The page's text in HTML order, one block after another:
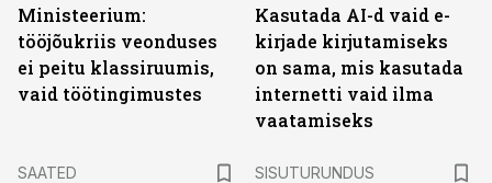
Ministeerium:
tööjõukriis veonduses
ei peitu klassiruumis,
vaid töötingimustes
Kasutada AI-d vaid e-
kirjade kirjutamiseks
on sama, mis kasutada
internetti vaid ilma
vaatamiseks
SAATED
SISUTURUNDUS